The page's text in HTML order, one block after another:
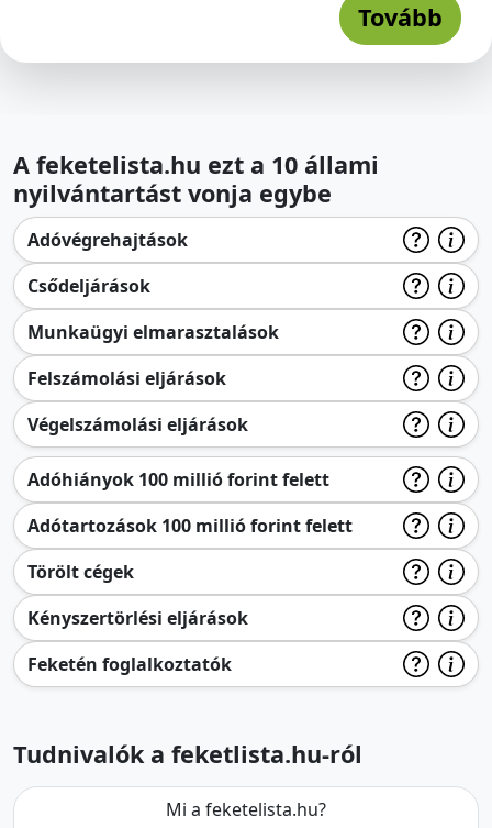
Tovább
A feketelista.hu ezt a 10 állami
nyilvántartást vonja egybe
Adóvégrehajtások
Csődeljárások
Munkaügyi elmarasztalások
Felszámolási eljárások
Végelszámolási eljárások
Adóhiányok 100 millió forint felett
Adótartozások 100 millió forint felett
Törölt cégek
Kényszertörlési eljárások
Feketén foglalkoztatók
Tudnivalók a feketlista.hu-ról
Mi a feketelista.hu?